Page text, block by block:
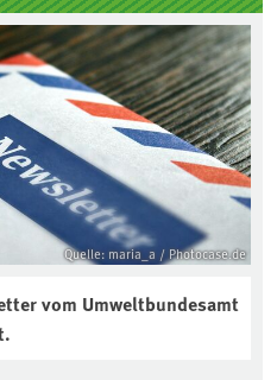
Quelle: maria_a / Photocase.de
vom Umweltbundesamt